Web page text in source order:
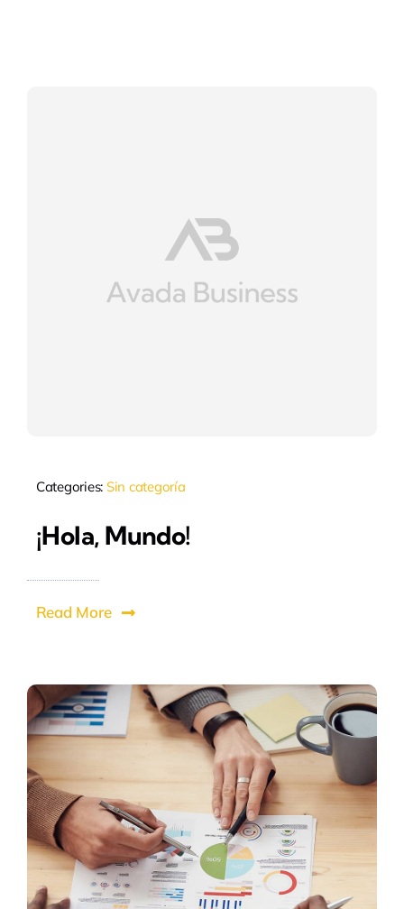
Categories: Sin categoría
¡Hola, Mundo!
Read More